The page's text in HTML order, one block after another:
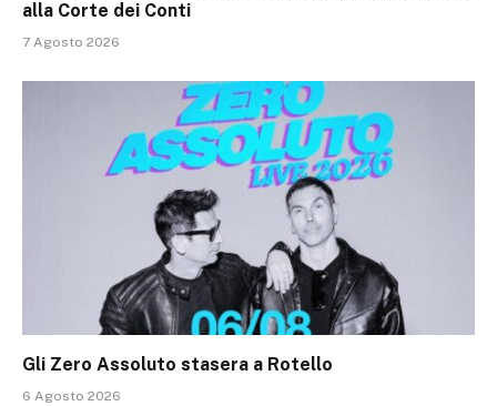
alla Corte dei Conti
7 Agosto 2026
Gli Zero Assoluto stasera a Rotello
6 Agosto 2026